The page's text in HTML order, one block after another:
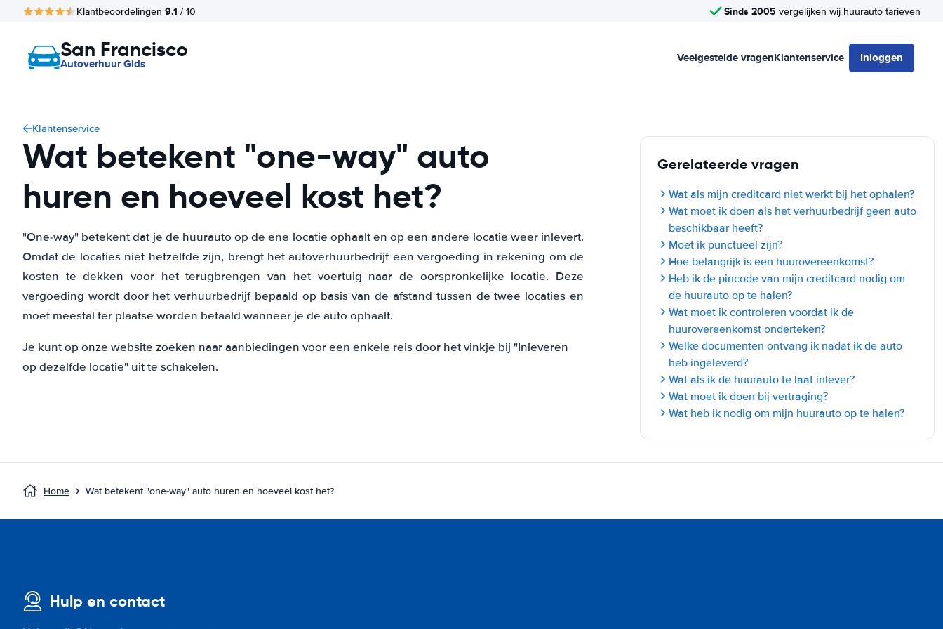
Klantbeoordelingen 9.1 / 10 Sinds 2005 vergelijken wij huurauto tarieven
San Francisco
Autoverhuur Gids Veelgestelde vragenKlantenservice Inloggen
Klantenservice
Wat betekent "one-way" auto
huren en hoeveel kost het?
"One-way" betekent dat je de huurauto op de ene locatie ophaalt en op een andere locatie weer inlevert.
Omdat de locaties niet hetzelfde zijn, brengt het autoverhuurbedrijf een vergoeding in rekening om de
kosten te dekken voor het terugbrengen van het voertuig naar de oorspronkelijke locatie. Deze
vergoeding wordt door het verhuurbedrijf bepaald op basis van de afstand tussen de twee locaties en
moet meestal ter plaatse worden betaald wanneer je de auto ophaalt.
Je kunt op onze website zoeken naar aanbiedingen voor een enkele reis door het vinkje bij "Inleveren
op dezelfde locatie" uit te schakelen.
Gerelateerde vragen
Wat als mijn creditcard niet werkt bij het ophalen?
Wat moet ik doen als het verhuurbedrijf geen auto
beschikbaar heeft?
Moet ik punctueel zijn?
Hoe belangrijk is een huurovereenkomst?
Heb ik de pincode van mijn creditcard nodig om
de huurauto op te halen?
Wat moet ik controleren voordat ik de
huurovereenkomst onderteken?
Welke documenten ontvang ik nadat ik de auto
heb ingeleverd?
Wat als ik de huurauto te laat inlever?
Wat moet ik doen bij vertraging?
Wat heb ik nodig om mijn huurauto op te halen?
Home Wat betekent "one-way" auto huren en hoeveel kost het?
Hulp en contact